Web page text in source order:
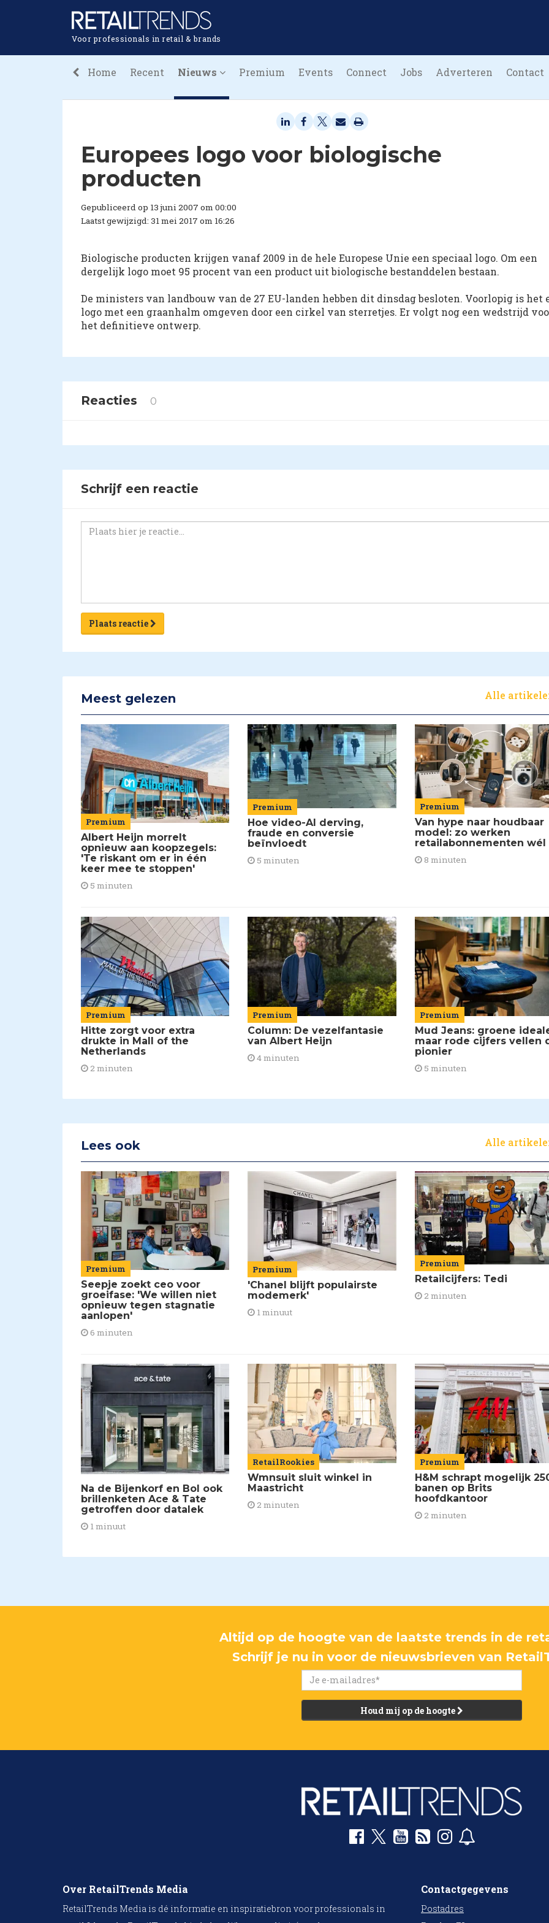
Voor professionals in retail & brands
Home Recent Nieuws Premium Events Connect Jobs Adverteren Contact
Europees logo voor biologische
producten
Gepubliceerd op 13 juni 2007 om 00:00
Laatst gewijzigd: 31 mei 2017 om 16:26
Biologische producten krijgen vanaf 2009 in de hele Europese Unie een speciaal logo. Om een
dergelijk logo moet 95 procent van een product uit biologische bestanddelen bestaan.
De ministers van landbouw van de 27 EU-landen hebben dit dinsdag besloten. Voorlopig is het
logo met een graanhalm omgeven door een cirkel van sterretjes. Er volgt nog een wedstrijd
het definitieve ontwerp.
Reacties 0
Schrijf een reactie
Plaats reactie
Meest gelezen Alle
Premium
Albert Heijn morrelt
opnieuw aan koopzegels:
'Te riskant om er in één
keer mee te stoppen'
5 minuten
Premium
Hoe video-AI derving,
fraude en conversie
beïnvloedt
5 minuten
Premium
Van hype naar houdbaar
model: zo werken
retailabonnementen wél
8 minuten
Premium
Hitte zorgt voor extra
drukte in Mall of the
Netherlands
2 minuten
Premium
Column: De vezelfantasie
van Albert Heijn
4 minuten
Premium
Mud Jeans: groene
maar rode cijfers vellen
pionier
5 minuten
Lees ook Alle
Premium
Seepje zoekt ceo voor
groeifase: 'We willen niet
opnieuw tegen stagnatie
aanlopen'
6 minuten
Premium
'Chanel blijft populairste
modemerk'
1 minuut
Premium
Retailcijfers: Tedi
2 minuten
Na de Bijenkorf en Bol ook
brillenketen Ace & Tate
getroffen door datalek
1 minuut
RetailRookies
Wmnsuit sluit winkel in
Maastricht
2 minuten
Premium
H&M schrapt mogelijk
banen op Brits
hoofdkantoor
2 minuten
Altijd op de hoogte van de laatste trends in de
Schrijf je nu in voor de nieuwsbrieven van
Houd mij op de hoogte
Over RetailTrends Media
RetailTrends Media is dé informatie en inspiratiebron voor professionals in
Contactgegevens
Postadres